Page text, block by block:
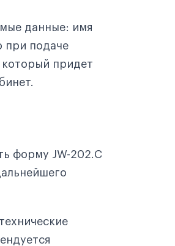
данные: имя
при подаче
который придет
форму JW-202.С